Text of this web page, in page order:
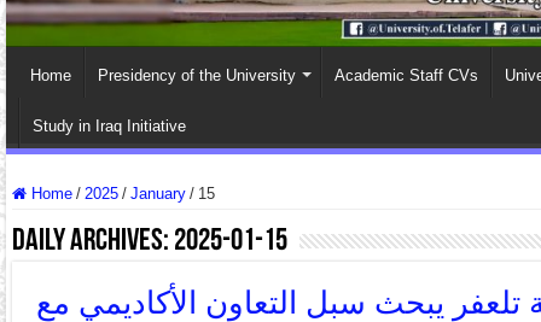
Home Presidency of the University Academic Staff CVs
Study in Iraq Initiative
Home / 2025 / January / 15
Daily Archives: 2025-01-15
يبحث سبل التعاون الأكاديمي مع